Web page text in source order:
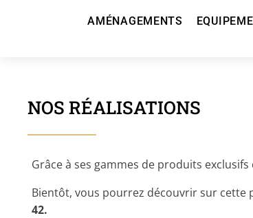
AMÉNAGEMENTS
NOS RÉALISATIONS
Grâce à ses gammes de produits
Bientôt, vous pourrez découvrir sur cette
42.